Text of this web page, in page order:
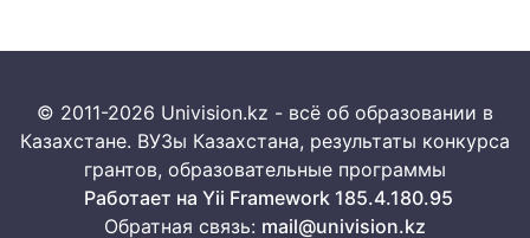
© 2011-2026 Univision.kz - всё об образовании в
Казахстане. ВУЗы Казахстана, результаты конкурса
грантов, образовательные программы
Работает на Yii Framework 185.4.180.95
Обратная связь: mail@univision.kz